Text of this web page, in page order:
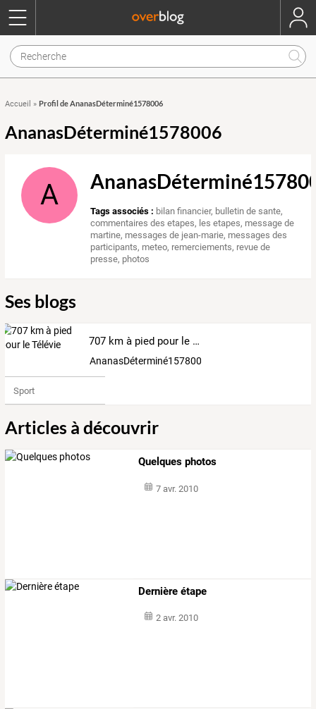
Accueil » Profil de AnanasDéterminé1578006
AnanasDéterminé1578006
A Tags associés : bilan financier, bulletin de sante,
commentaires des etapes, les etapes, message de
martine, messages de jean-marie, messages des
participants, meteo, remerciements, revue de
presse, photos
Ses blogs
707 km à pied pour le Télévie
AnanasDéterminé1578006
Sport
Articles à découvrir
Quelques photos
7 avr. 2010
Dernière étape
2 avr. 2010